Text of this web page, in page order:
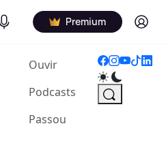
Podcasts Premium Log in
Ouvir(current)
Podcasts
Passou